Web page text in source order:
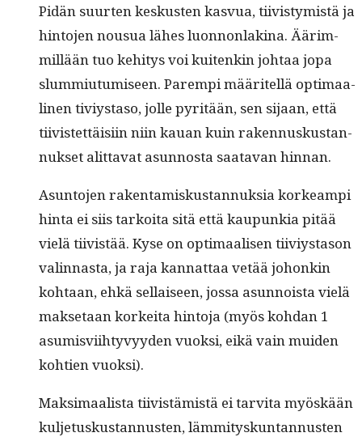
Pidän suurten keskusten kasvua, tiivistymistä ja
hin­to­jen nousua läh­es luon­non­lak­i­na. Äärim­
mil­lään tuo kehi­tys voi kuitenkin johtaa jopa
slum­mi­u­tu­miseen. Parem­pi määritel­lä opti­maa­
li­nen tiviys­ta­so, jolle pyritään, sen sijaan, että
tiivis­tet­täisi­in niin kauan kuin raken­nuskus­tan­
nuk­set alit­ta­vat asun­nos­ta saata­van hinnan.
Asun­to­jen rak­en­tamiskus­tan­nuk­sia korkeampi
hin­ta ei siis tarkoi­ta sitä että kaupunkia pitää
vielä tiivistää. Kyse on opti­maalisen tiiviys­ta­son
valin­nas­ta, ja raja kan­nat­taa vetää johonkin
kohtaan, ehkä sel­l­aiseen, jos­sa asun­noista vielä
mak­se­taan korkei­ta hin­to­ja (myös kohdan 1
asum­isvi­ihtyvyy­den vuok­si, eikä vain muiden
koh­tien vuoksi).
Mak­si­maal­ista tiivistämistä ei tarvi­ta myöskään
kul­je­tuskus­tan­nusten, läm­mi­tyskun­tan­nusten